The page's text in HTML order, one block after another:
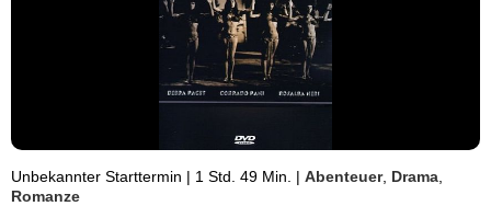
Unbekannter Starttermin | 1 Std. 49 Min. | Abenteuer, Drama
Romanze